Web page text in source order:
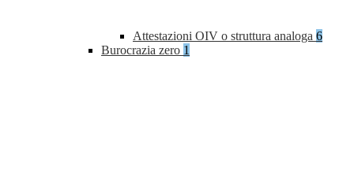
Attestazioni OIV o struttura analoga 6
Burocrazia zero 1